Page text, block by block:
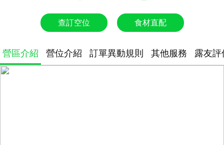
查訂空位 食材直配
營區介紹 營位介紹 訂單異動規則 其他服務 露友評